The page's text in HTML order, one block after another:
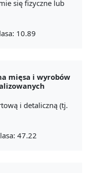
się fizyczne lub
10.89
mięsa i wyrobów
i detaliczną (tj.
47.22